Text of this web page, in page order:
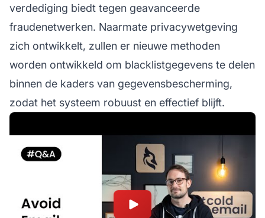
verdediging biedt tegen geavanceerde
fraudenetwerken. Naarmate privacywetgeving
zich ontwikkelt, zullen er nieuwe methoden
worden ontwikkeld om blacklistgegevens te delen
binnen de kaders van gegevensbescherming,
zodat het systeem robuust en effectief blijft.